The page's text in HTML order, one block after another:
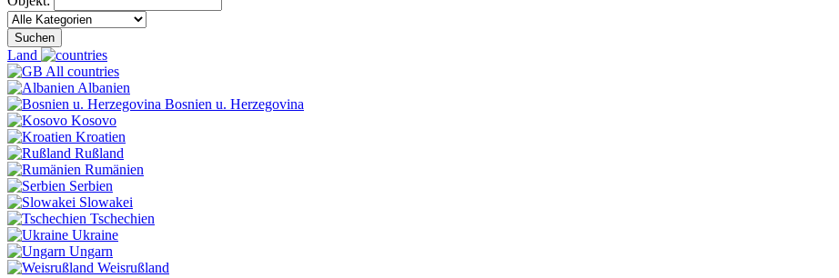
Suchen
Land
All countries
Albanien
Bosnien u. Herzegovina
Kosovo
Kroatien
Rußland
Rumänien
Serbien
Slowakei
Tschechien
Ukraine
Ungarn
Weisrußland